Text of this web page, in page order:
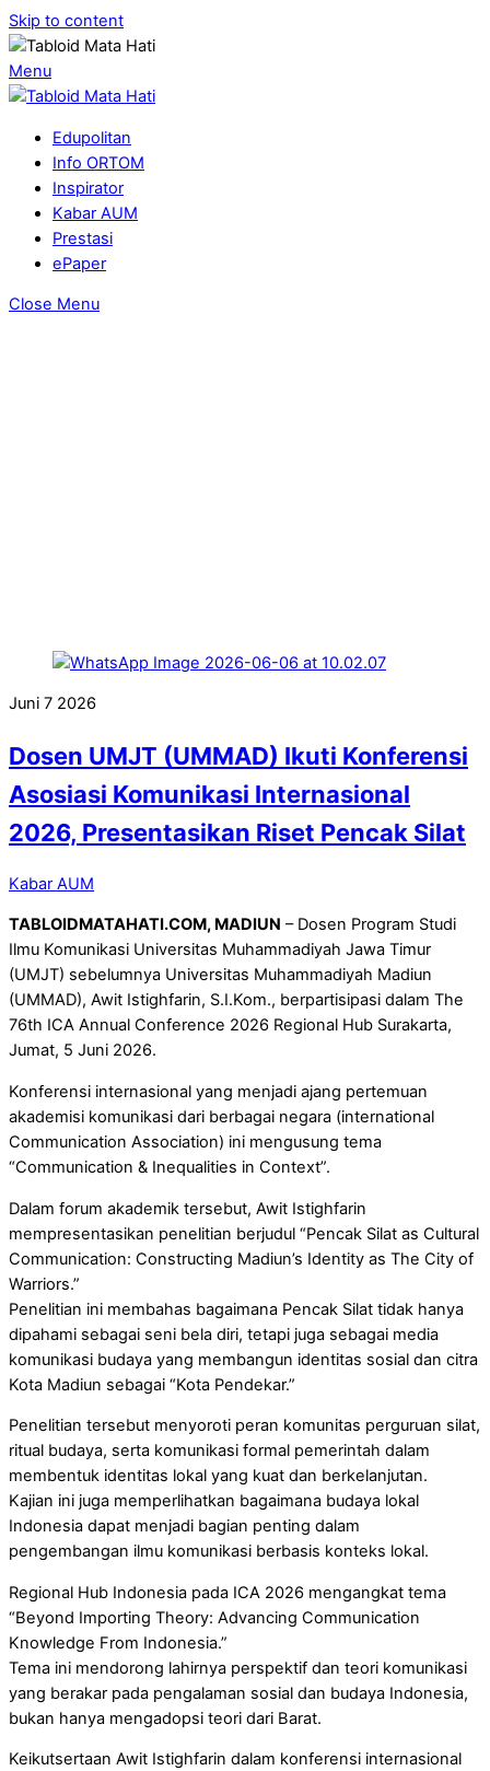
Skip to content
Menu
Edupolitan
Info ORTOM
Inspirator
Kabar AUM
Prestasi
ePaper
Close Menu
Juni 7 2026
Dosen UMJT (UMMAD) Ikuti Konferensi
Asosiasi Komunikasi Internasional
2026, Presentasikan Riset Pencak Silat
Kabar AUM
TABLOIDMATAHATI.COM, MADIUN – Dosen Program Studi
Ilmu Komunikasi Universitas Muhammadiyah Jawa Timur
(UMJT) sebelumnya Universitas Muhammadiyah Madiun
(UMMAD), Awit Istighfarin, S.I.Kom., berpartisipasi dalam The
76th ICA Annual Conference 2026 Regional Hub Surakarta,
Jumat, 5 Juni 2026.
Konferensi internasional yang menjadi ajang pertemuan
akademisi komunikasi dari berbagai negara (international
Communication Association) ini mengusung tema
“Communication & Inequalities in Context”.
Dalam forum akademik tersebut, Awit Istighfarin
mempresentasikan penelitian berjudul “Pencak Silat as Cultural
Communication: Constructing Madiun’s Identity as The City of
Warriors.”
Penelitian ini membahas bagaimana Pencak Silat tidak hanya
dipahami sebagai seni bela diri, tetapi juga sebagai media
komunikasi budaya yang membangun identitas sosial dan citra
Kota Madiun sebagai “Kota Pendekar.”
Penelitian tersebut menyoroti peran komunitas perguruan silat,
ritual budaya, serta komunikasi formal pemerintah dalam
membentuk identitas lokal yang kuat dan berkelanjutan.
Kajian ini juga memperlihatkan bagaimana budaya lokal
Indonesia dapat menjadi bagian penting dalam
pengembangan ilmu komunikasi berbasis konteks lokal.
Regional Hub Indonesia pada ICA 2026 mengangkat tema
“Beyond Importing Theory: Advancing Communication
Knowledge From Indonesia.”
Tema ini mendorong lahirnya perspektif dan teori komunikasi
yang berakar pada pengalaman sosial dan budaya Indonesia,
bukan hanya mengadopsi teori dari Barat.
Keikutsertaan Awit Istighfarin dalam konferensi internasional